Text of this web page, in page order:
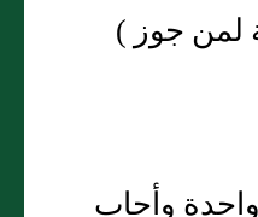
جوز )